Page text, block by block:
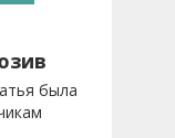
была